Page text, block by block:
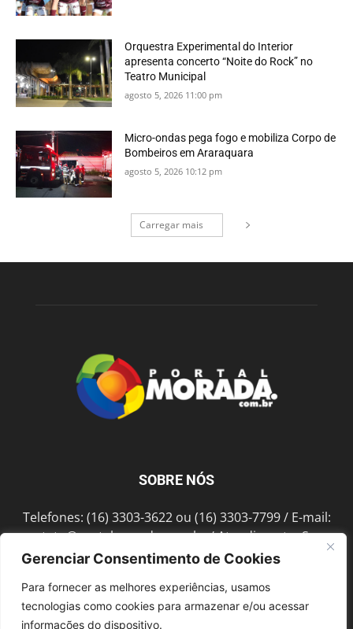
Gerenciar Consentimento de Cookies
Para fornecer as melhores experiências, usamos
tecnologias como cookies para armazenar e/ou acessar
informações do dispositivo.
Orquestra Experimental do Interior
apresenta concerto “Noite do Rock” no
Teatro Municipal
agosto 5, 2026 11:00 pm
Micro-ondas pega fogo e mobiliza Corpo de
Bombeiros em Araraquara
agosto 5, 2026 10:12 pm
Carregar mais
SOBRE NÓS
Telefones: (16) 3303-3622 ou (16) 3303-7799 / E-mail:
contato@portalmorada.com.br/ Atendimento: Seg a
Sex das 8h às 18h / Endereço: Av. Bento de Abreu, 889